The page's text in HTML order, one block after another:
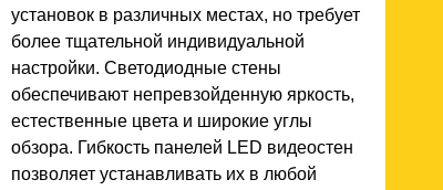
установок в различных местах, но требует
более тщательной индивидуальной
настройки. Светодиодные стены
обеспечивают непревзойденную яркость,
естественные цвета и широкие углы
обзора. Гибкость панелей LED видеостен
позволяет устанавливать их в любой